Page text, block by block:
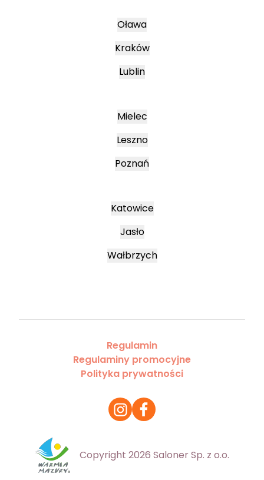
Oława
Kraków
Lublin
Mielec
Leszno
Poznań
Katowice
Jasło
Wałbrzych
Regulamin
Regulaminy promocyjne
Polityka prywatności
Copyright 2026 Saloner Sp. z o.o.